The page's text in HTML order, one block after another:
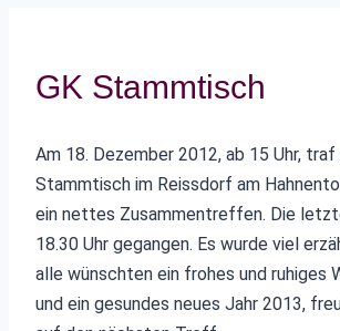
GK Stammtisch
Am 18. Dezember 2012, ab 15 Uhr, traf
Stammtisch im Reissdorf am
ein nettes Zusammentreffen. Die
18.30 Uhr gegangen. Es wurde viel
alle wünschten ein frohes und ruhiges
und ein gesundes neues Jahr 2013,